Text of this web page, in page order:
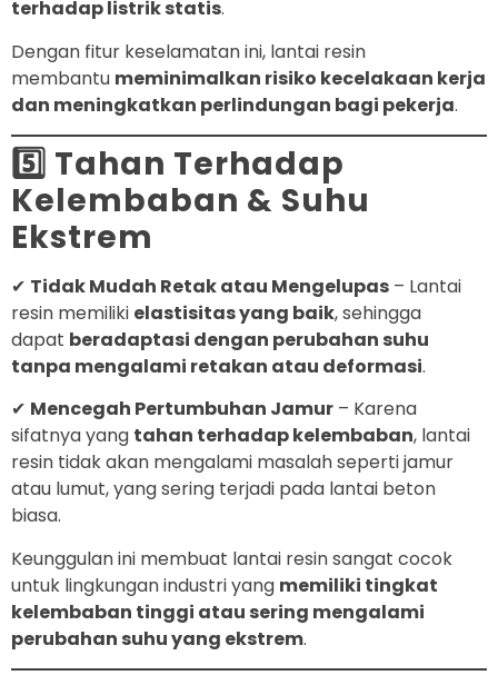
terhadap listrik statis.
Dengan fitur keselamatan ini, lantai resin
membantu meminimalkan risiko kecelakaan kerja
dan meningkatkan perlindungan bagi pekerja.
5️⃣ Tahan Terhadap
Kelembaban & Suhu
Ekstrem
✔ Tidak Mudah Retak atau Mengelupas – Lantai
resin memiliki elastisitas yang baik, sehingga
dapat beradaptasi dengan perubahan suhu
tanpa mengalami retakan atau deformasi.
✔ Mencegah Pertumbuhan Jamur – Karena
sifatnya yang tahan terhadap kelembaban, lantai
resin tidak akan mengalami masalah seperti jamur
atau lumut, yang sering terjadi pada lantai beton
biasa.
Keunggulan ini membuat lantai resin sangat cocok
untuk lingkungan industri yang memiliki tingkat
kelembaban tinggi atau sering mengalami
perubahan suhu yang ekstrem.